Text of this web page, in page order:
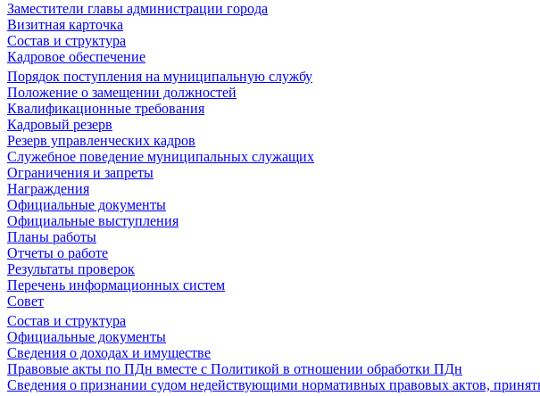
Заместители главы администрации города
Визитная карточка
Состав и структура
Кадровое обеспечение
Порядок поступления на муниципальную службу
Положение о замещении должностей
Квалификационные требования
Кадровый резерв
Резерв управленческих кадров
Служебное поведение муниципальных служащих
Ограничения и запреты
Награждения
Официальные документы
Официальные выступления
Планы работы
Отчеты о работе
Результаты проверок
Перечень информационных систем
Совет
Состав и структура
Официальные документы
Сведения о доходах и имуществе
Правовые акты по ПДн вместе с Политикой в отношении обработки ПДн
Сведения о признании судом недействующими нормативных правовых актов,